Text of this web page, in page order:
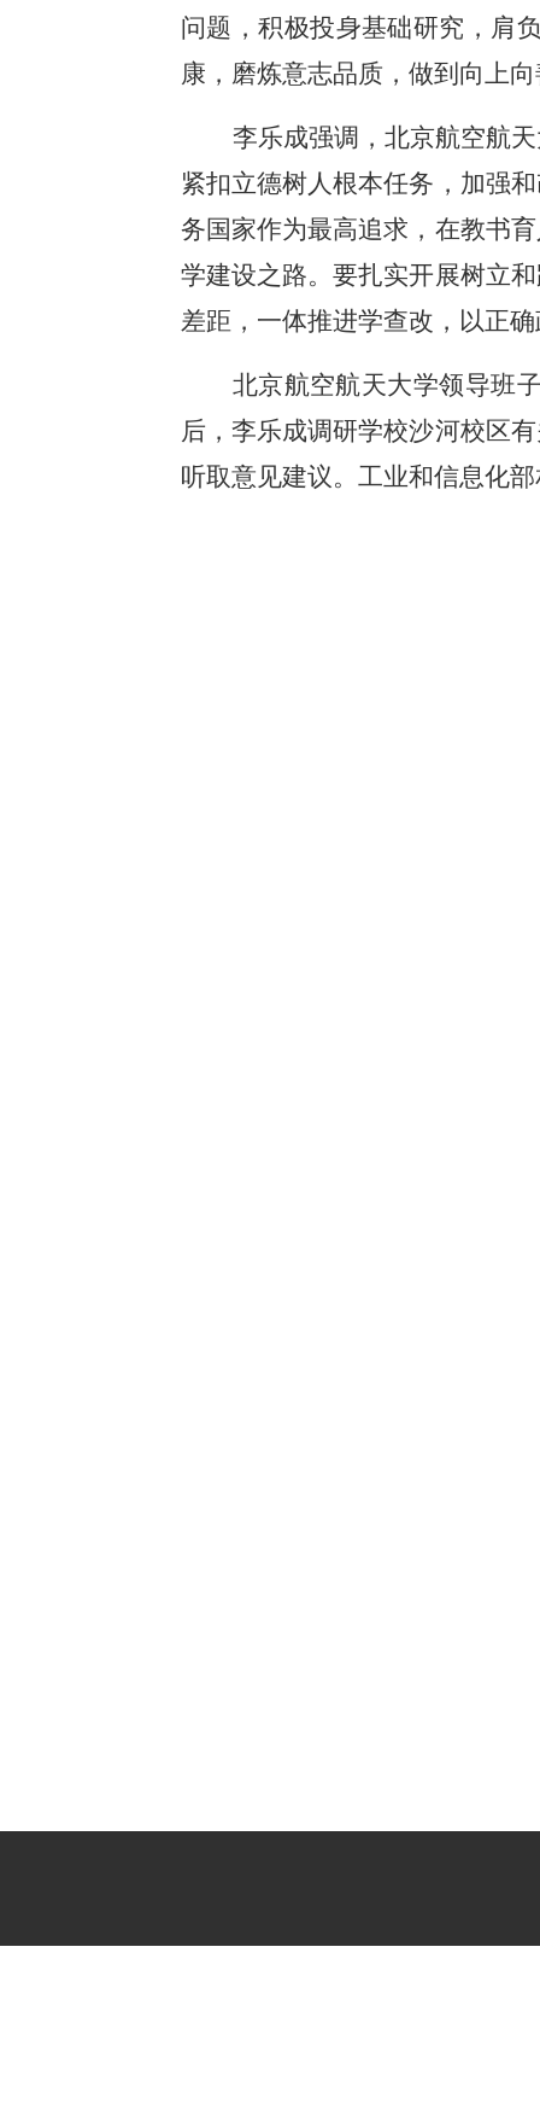
问题，积极投身基础研究，肩
康，磨炼意志品质，做到向上
李乐成强调，北京航空航
紧扣立德树人根本任务，加强
务国家作为最高追求，在教书
学建设之路。要扎实开展树立
差距，一体推进学查改，以正
北京航空航天大学领导班
后，李乐成调研学校沙河校区
听取意见建议。工业和信息化